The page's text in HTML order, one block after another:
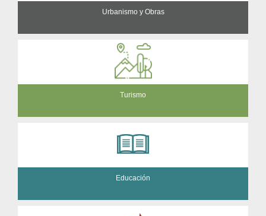
Urbanismo y Obras
Turismo
Educación